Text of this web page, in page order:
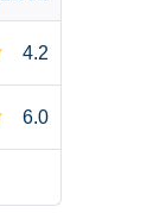
4.2
6.0